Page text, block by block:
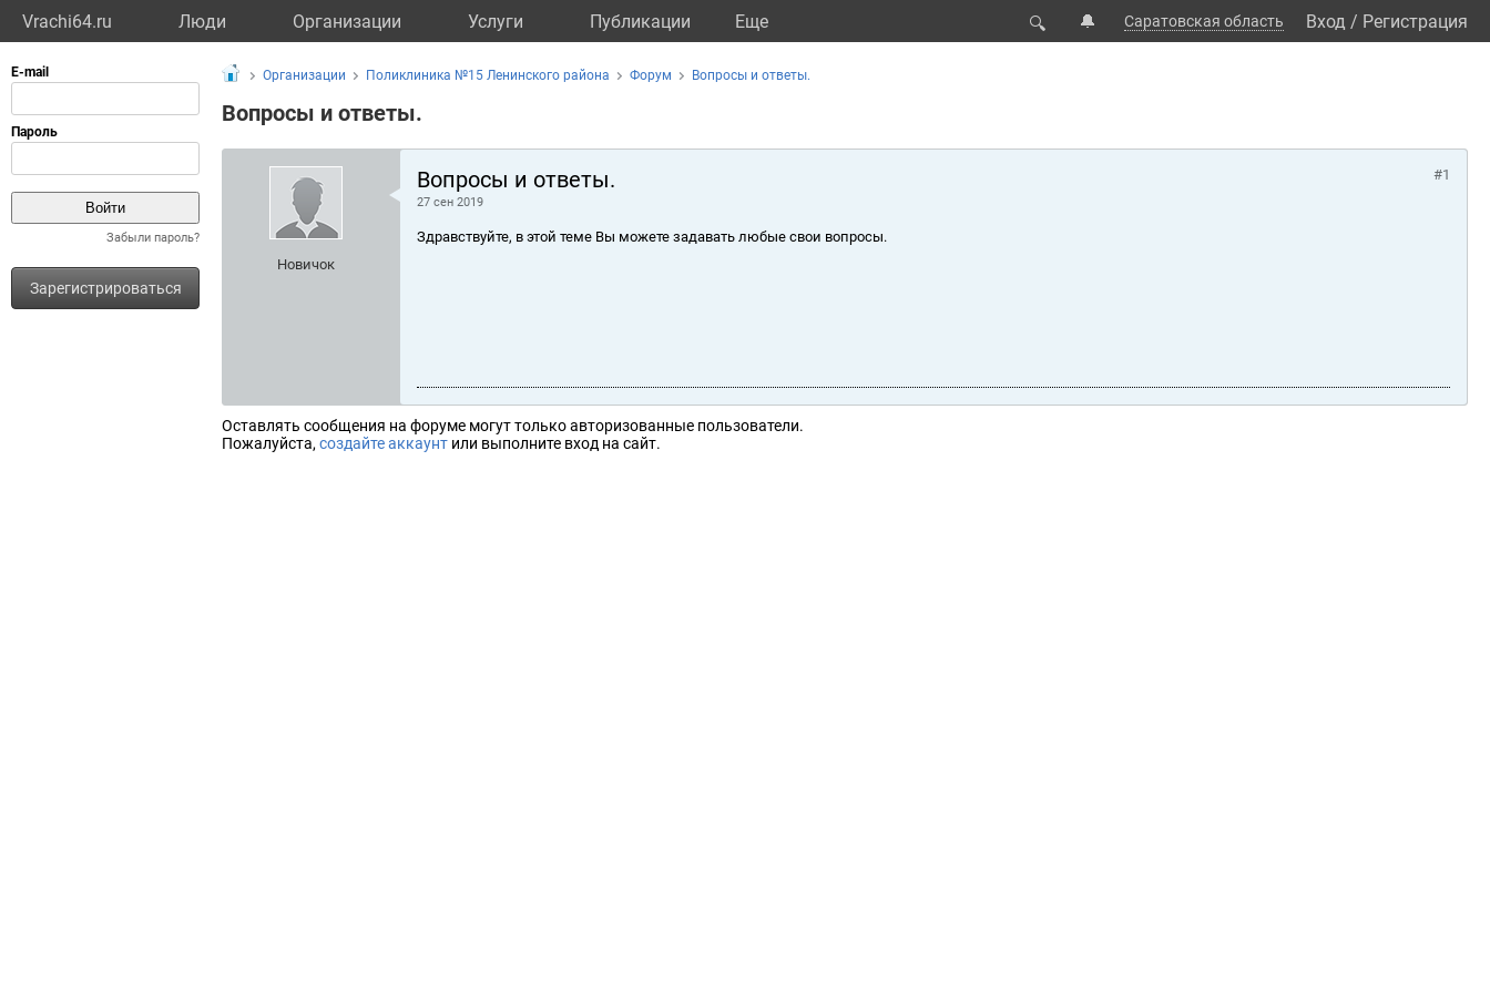
Vrachi64.ru Люди Организации Услуги Публикации Eще 🔍 🔔 Саратовская область Вход / Регистрация
Забыли пароль?
Зарегистрироваться
Организации Поликлиника №15 Ленинского района Форум Вопросы и ответы.
Вопросы и ответы.
Новичок
Вопросы и ответы.
27 сен 2019
#1
Здравствуйте, в этой теме Вы можете задавать любые свои вопросы.
Оставлять сообщения на форуме могут только авторизованные пользователи.
Пожалуйста, создайте аккаунт или выполните вход на сайт.